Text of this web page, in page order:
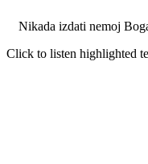
Nikada izdati nemoj
Click to listen highlighted